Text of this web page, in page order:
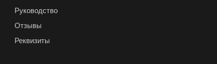
Руководство
Отзывы
Реквизиты